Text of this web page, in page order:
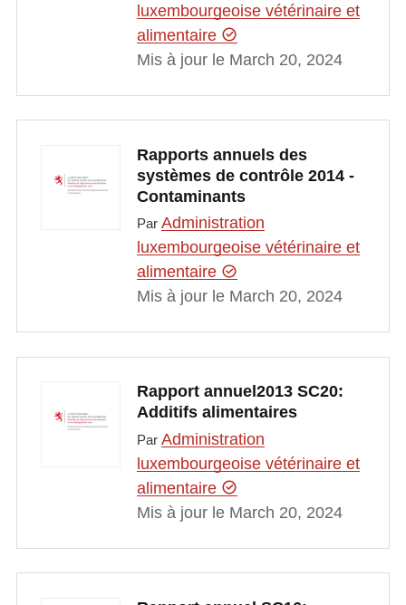
luxembourgeoise vétérinaire et
alimentaire
Mis à jour le March 20, 2024
Rapports annuels des
systèmes de contrôle 2014 -
Contaminants
Par Administration
luxembourgeoise vétérinaire et
alimentaire
Mis à jour le March 20, 2024
Rapport annuel2013 SC20:
Additifs alimentaires
Par Administration
luxembourgeoise vétérinaire et
alimentaire
Mis à jour le March 20, 2024